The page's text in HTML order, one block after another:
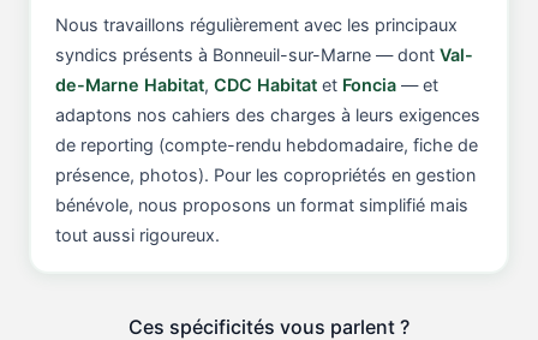
Nous travaillons régulièrement avec les principaux
syndics présents à Bonneuil-sur-Marne — dont Val-
de-Marne Habitat, CDC Habitatet Foncia— et
adaptons nos cahiers des charges à leurs exigences
de reporting (compte-rendu hebdomadaire, fiche de
présence, photos). Pour les copropriétés en gestion
bénévole, nous proposons un format simplifié mais
tout aussi rigoureux.
Ces spécificités vous parlent ?